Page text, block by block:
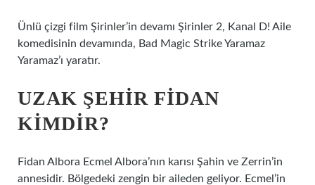
Ünlü çizgi film Şirinler’in devamı Şirinler 2, Kanal D! Aile
komedisinin devamında, Bad Magic Strike Yaramaz
Yaramaz’ı yaratır.
UZAK ŞEHIR FIDAN
KIMDIR?
Fidan Albora Ecmel Albora’nın karısı Şahin ve Zerrin’in
annesidir. Bölgedeki zengin bir aileden geliyor. Ecmel’in